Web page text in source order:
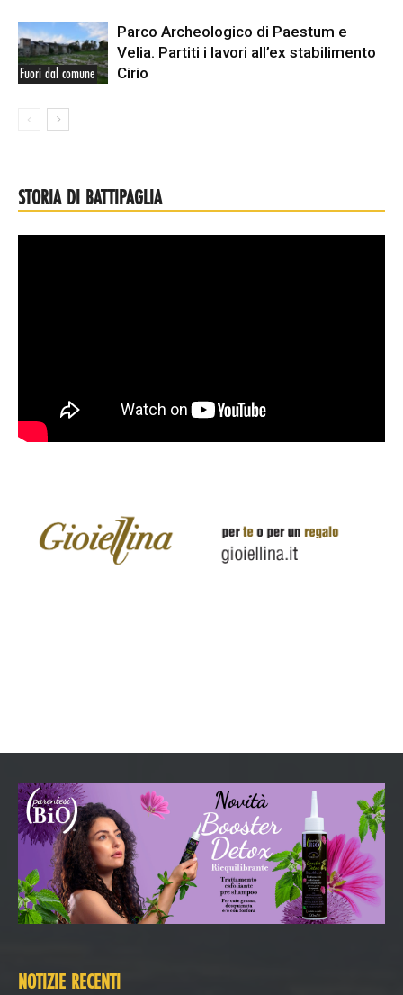
Fuori dal comune
Parco Archeologico di Paestum e
Velia. Partiti i lavori all’ex stabilimento
Cirio
STORIA DI BATTIPAGLIA
NOTIZIE RECENTI